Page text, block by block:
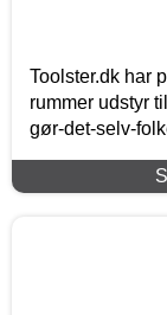
Toolster.dk har
rummer udstyr
gør-det-selv-